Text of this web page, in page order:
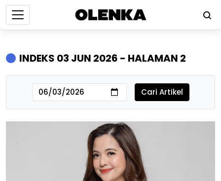
INDEKS 03 JUN 2026 - HALAMAN 2